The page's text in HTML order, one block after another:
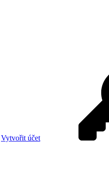
Vytvořit účet